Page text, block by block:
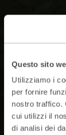
Questo sito
Utilizziamo i
per fornire
nostro traffico.
cui utilizzi il
di analisi dei